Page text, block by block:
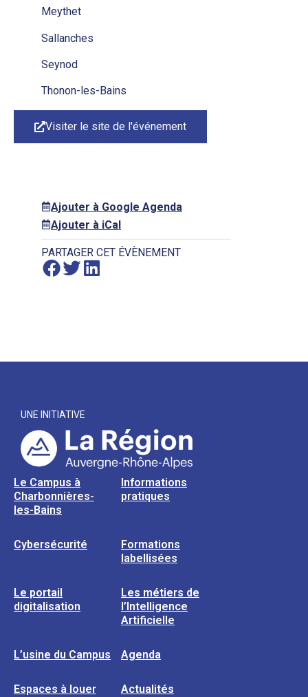
Meythet
Sallanches
Seynod
Thonon-les-Bains
Visiter le site de l'événement
Ajouter à Google Agenda
Ajouter à iCal
PARTAGER CET ÉVÈNEMENT
UNE INITIATIVE
Le Campus à
Charbonnières-
les-Bains
Informations
pratiques
Cybersécurité
Formations
labellisées
Le portail
digitalisation
Les métiers de
l’Intelligence
Artificielle
L’usine du Campus Agenda
Espaces à louer Actualités